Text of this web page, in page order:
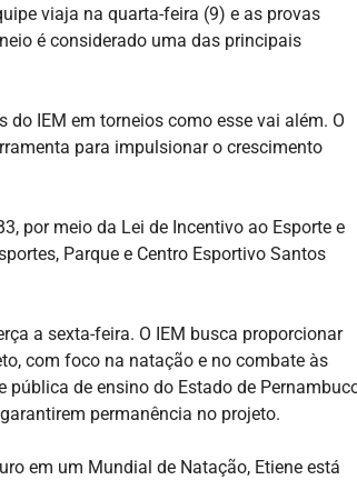
viaja na quarta-feira (9) e as provas
é considerado uma das principais
IEM em torneios como esse vai além. O
para impulsionar o crescimento
por meio da Lei de Incentivo ao Esporte e
Parque e Centro Esportivo Santos
a sexta-feira. O IEM busca proporcionar
com foco na natação e no combate às
pública de ensino do Estado de
permanência no projeto.
em um Mundial de Natação, Etiene está